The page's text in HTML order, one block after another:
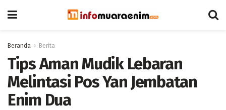
Beranda Berita
Tips Aman Mudik Lebaran
Melintasi Pos Yan Jembatan
Enim Dua